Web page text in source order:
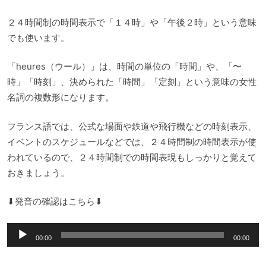
２４時間制の時間表示で「１４時」や「午後２時」という意味
でも使います。
「heures（ウール）」は、時間の単位の「時間」や、「〜
時」「時刻」、決められた「時間」「定刻」という意味の女性
名詞の複数形になります。
フランス語では、公式な場面や鉄道や飛行機などの時刻表示、
イベントのスケジュールなどでは、２４時間制の時間表示が使
われているので、２４時間制での時間表現もしっかりと覚えて
おきましょう。
⬇︎発音の確認はこちら⬇︎
声
00:00 00:00